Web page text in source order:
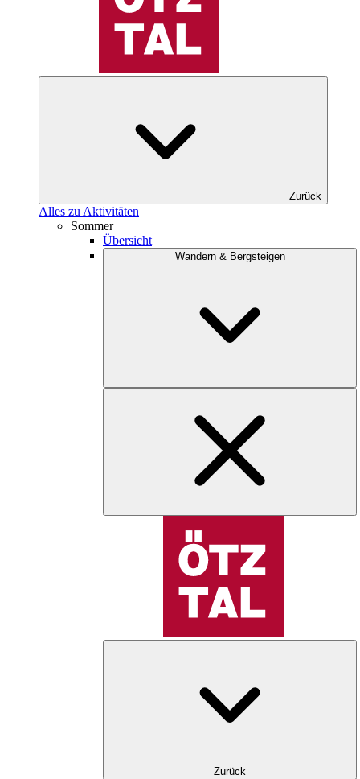
Zurück
Alles zu Aktivitäten
Sommer
Übersicht
Wandern & Bergsteigen
Zurück